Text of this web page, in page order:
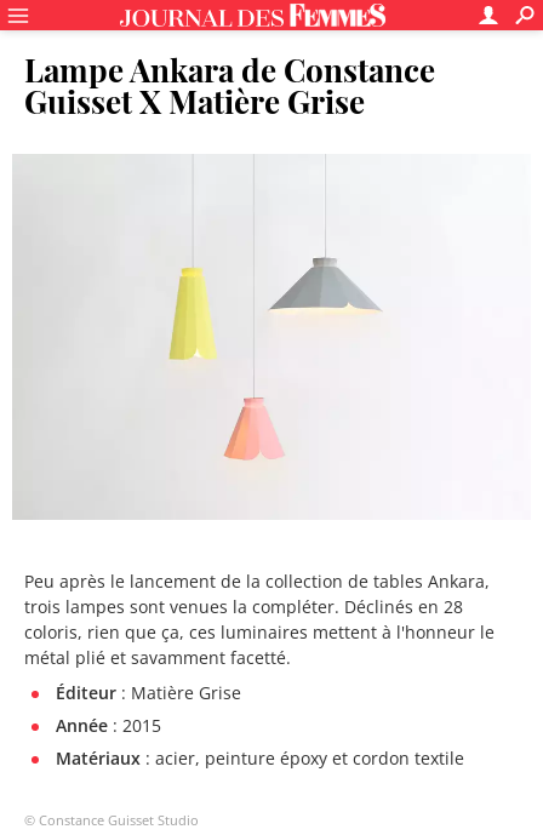
Lampe Ankara de Constance
Guisset X Matière Grise
Peu après le lancement de la collection de tables Ankara,
trois lampes sont venues la compléter. Déclinés en 28
coloris, rien que ça, ces luminaires mettent à l'honneur le
métal plié et savamment facetté.
Éditeur : Matière Grise
Année : 2015
Matériaux : acier, peinture époxy et cordon textile
© Constance Guisset Studio